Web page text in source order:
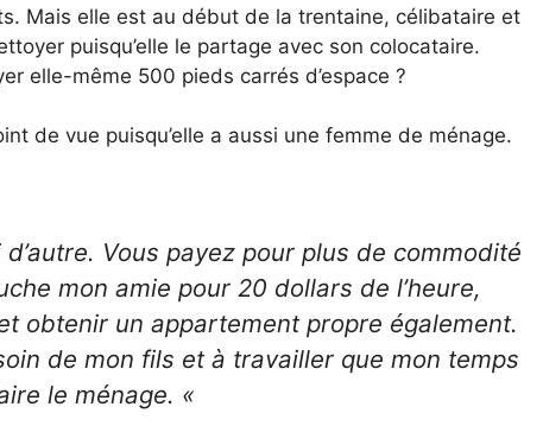
Mais elle est au début de la trentaine, célibataire et
puisqu’elle le partage avec son colocataire.
elle-même 500 pieds carrés d’espace ?
de vue puisqu’elle a aussi une femme de ménage.
d’autre. Vous payez pour plus de commodité
mon amie pour 20 dollars de l’heure,
obtenir un appartement propre également.
de mon fils et à travailler que mon temps
le ménage. «